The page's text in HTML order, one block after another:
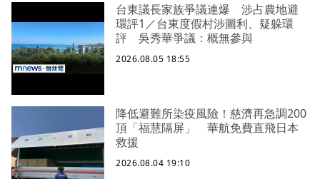
台東議長家族爭議連爆 涉占農地避
環評1／台東度假村涉圖利、疑躲環
評 吳秀華爭議：概無參與
2026.08.05 18:55
降低避難所染疫風險！慈濟再急調200
頂「福慧隔屏」 華航免費直飛日本
救援
2026.08.04 19:10